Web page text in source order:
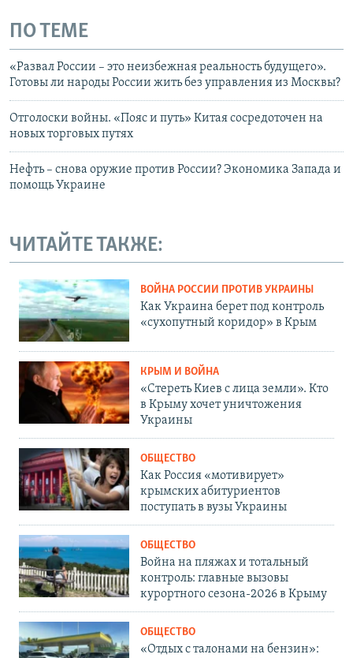
ПО ТЕМЕ
«Развал России – это неизбежная реальность будущего».
Готовы ли народы России жить без управления из Москвы?
Отголоски войны. «Пояс и путь» Китая сосредоточен на
новых торговых путях
Нефть – снова оружие против России? Экономика Запада и
помощь Украине
ЧИТАЙТЕ ТАКЖЕ:
ВОЙНА РОССИИ ПРОТИВ УКРАИНЫ
Как Украина берет под контроль
«сухопутный коридор» в Крым
КРЫМ И ВОЙНА
«Стереть Киев с лица земли». Кто
в Крыму хочет уничтожения
Украины
ОБЩЕСТВО
Как Россия «мотивирует»
крымских абитуриентов
поступать в вузы Украины
ОБЩЕСТВО
Война на пляжах и тотальный
контроль: главные вызовы
курортного сезона-2026 в Крыму
ОБЩЕСТВО
«Отдых с талонами на бензин»: